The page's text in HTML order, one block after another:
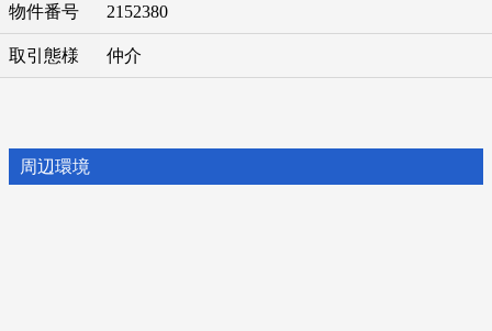
物件番号 2152380
取引態様 仲介
周辺環境